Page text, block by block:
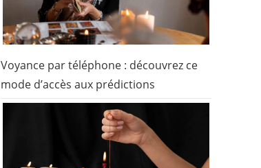
Voyance par téléphone : découvrez ce
mode d’accès aux prédictions